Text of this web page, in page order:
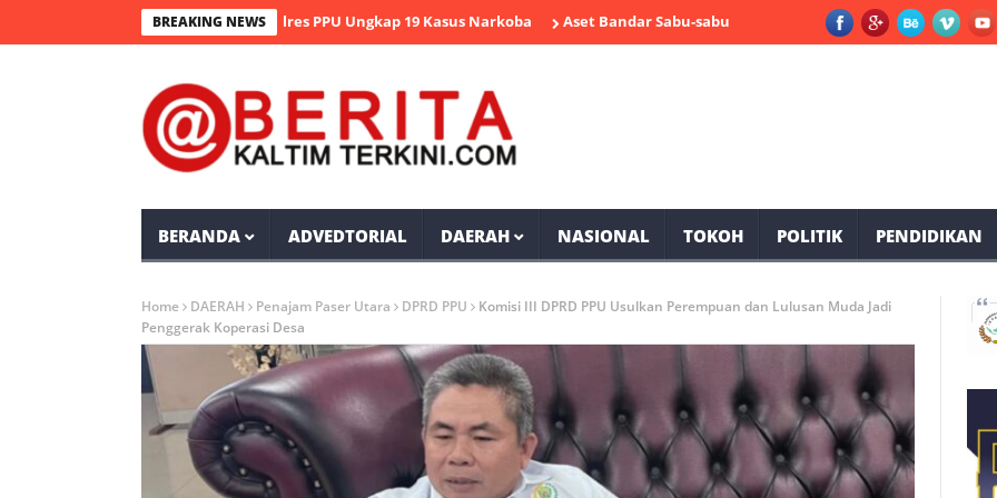
BREAKING NEWS
Antik Mahakam 2026 Polres PPU Ungkap 19 Kasus Narkoba Aset Bandar Sabu-sabu Muara Komam Bernilai Miliaran Rupiah
BERANDA ADVEDTORIAL DAERAH NASIONAL TOKOH POLITIK PENDIDIKAN
Home DAERAH Penajam Paser Utara DPRD PPU
Komisi III DPRD PPU Usulkan Perempuan dan Lulusan Muda Jadi
Penggerak Koperasi Desa